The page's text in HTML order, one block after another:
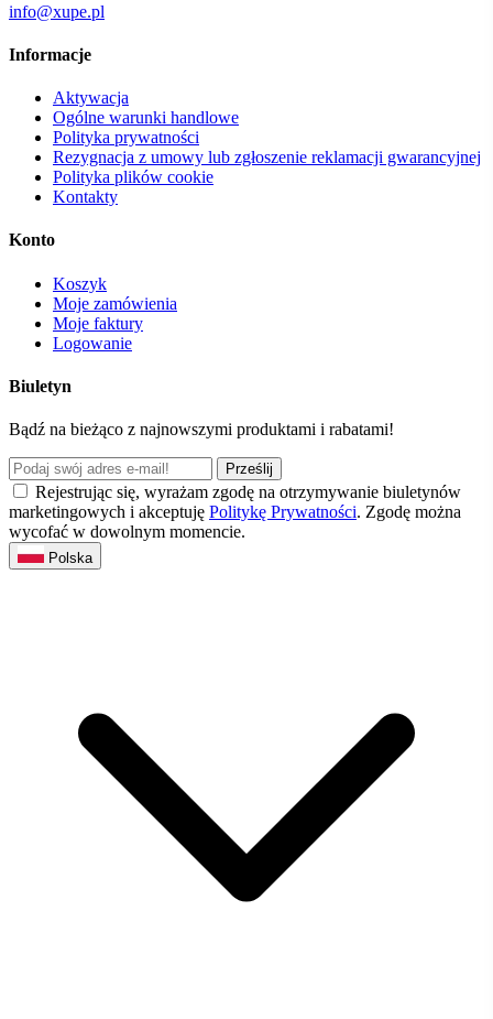
info@xupe.pl
Informacje
Aktywacja
Ogólne warunki handlowe
Polityka prywatności
Rezygnacja z umowy lub zgłoszenie reklamacji gwarancyjnej
Polityka plików cookie
Kontakty
Konto
Koszyk
Moje zamówienia
Moje faktury
Logowanie
Biuletyn
Bądź na bieżąco z najnowszymi produktami i rabatami!
Prześlij
Rejestrując się, wyrażam zgodę na otrzymywanie biuletynów
marketingowych i akceptuję Politykę Prywatności. Zgodę można
wycofać w dowolnym momencie.
Polska